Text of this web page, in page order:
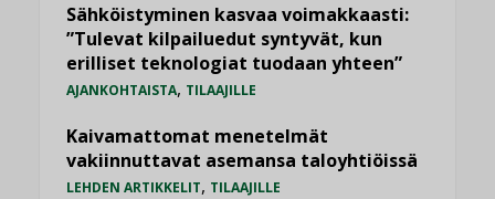
Sähköistyminen kasvaa voimakkaasti:
”Tulevat kilpailuedut syntyvät, kun
erilliset teknologiat tuodaan yhteen”
AJANKOHTAISTA, TILAAJILLE
Kaivamattomat menetelmät
vakiinnuttavat asemansa taloyhtiöissä
LEHDEN ARTIKKELIT, TILAAJILLE